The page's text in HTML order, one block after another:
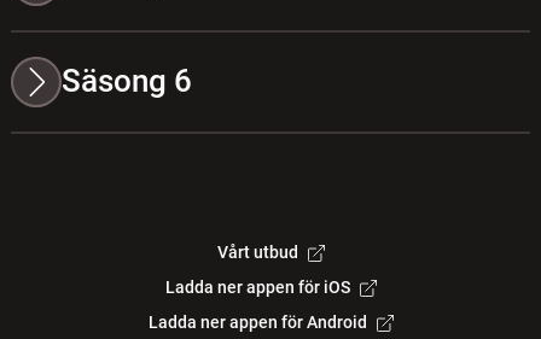
Säsong 6
Vårt utbud
Ladda ner appen för iOS
Ladda ner appen för Android